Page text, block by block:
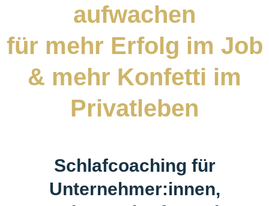
aufwachen
für mehr Erfolg im Job
& mehr Konfetti im
Privatleben
Schlafcoaching für
Unternehmer:innen,